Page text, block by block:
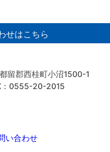
せはこちら
留郡西桂町小沼1500-1
：0555-20-2015
い合わせ